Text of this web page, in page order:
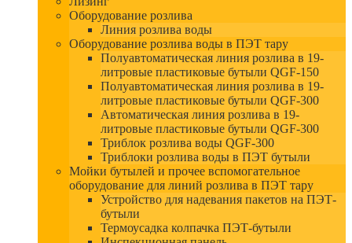
Оборудование розлива
Линия розлива воды
Оборудование розлива воды в ПЭТ тару
Полуавтоматическая линия розлива в 19-
литровые пластиковые бутыли QGF-150
Полуавтоматическая линия розлива в 19-
литровые пластиковые бутыли QGF-300
Автоматическая линия розлива в 19-
литровые пластиковые бутыли QGF-300
Триблок розлива воды QGF-300
Триблоки розлива воды в ПЭТ бутыли
Мойки бутылей и прочее вспомогательное
оборудование для линий розлива в ПЭТ тару
Устройство для надевания пакетов на ПЭТ-
бутыли
Термоусадка колпачка ПЭТ-бутыли